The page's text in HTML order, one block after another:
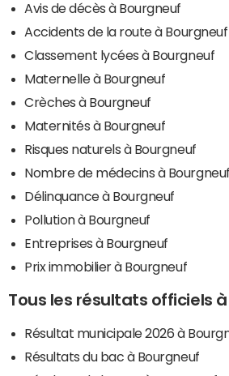
Avis de décès à Bourgneuf
Accidents de la route à Bourgneuf
Classement lycées à Bourgneuf
Maternelle à Bourgneuf
Crèches à Bourgneuf
Maternités à Bourgneuf
Risques naturels à Bourgneuf
Nombre de médecins à Bourgneuf
Délinquance à Bourgneuf
Pollution à Bourgneuf
Entreprises à Bourgneuf
Prix immobilier à Bourgneuf
Tous les résultats officiels
Résultat municipale 2026 à
Résultats du bac à Bourgneuf